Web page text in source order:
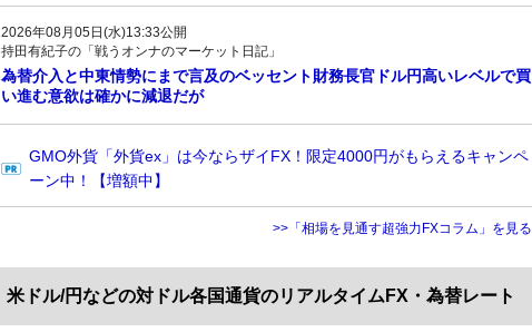
2026年08月05日(水)13:33公開
持田有紀子の「戦うオンナのマーケット日記」
為替介入と中東情勢にまで言及のベッセント財務長官ドル円高いレベルで買
い進む意欲は確かに減退だが
GMO外貨「外貨ex」は今ならザイFX！限定4000円がもらえるキャンペ
ーン中！【増額中】
>>「相場を見通す超強力FXコラム」を見る
米ドル/円などの対ドル各国通貨のリアルタイムFX・為替レート